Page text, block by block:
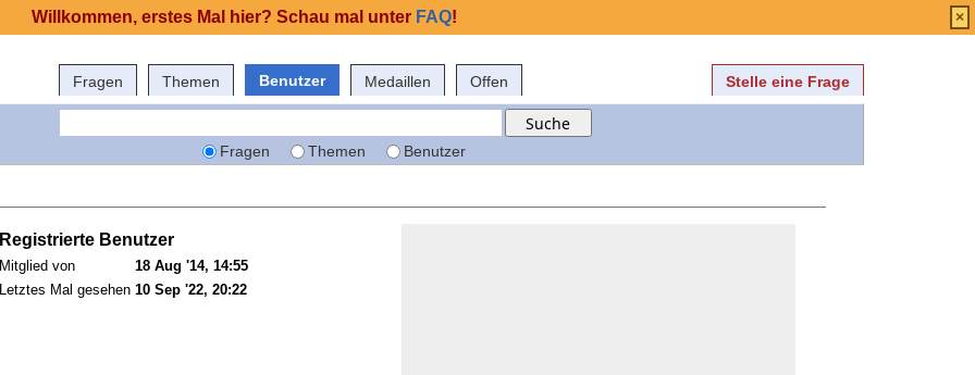
Fragen Themen Benutzer Medaillen Offen Stelle eine Frage
Fragen Themen Benutzer
Registrierte Benutzer
Mitglied von
18 Aug '14, 14:55
Letztes Mal gesehen 10 Sep '22, 20:22
Willkommen, erstes Mal hier? Schau mal unter FAQ! ×